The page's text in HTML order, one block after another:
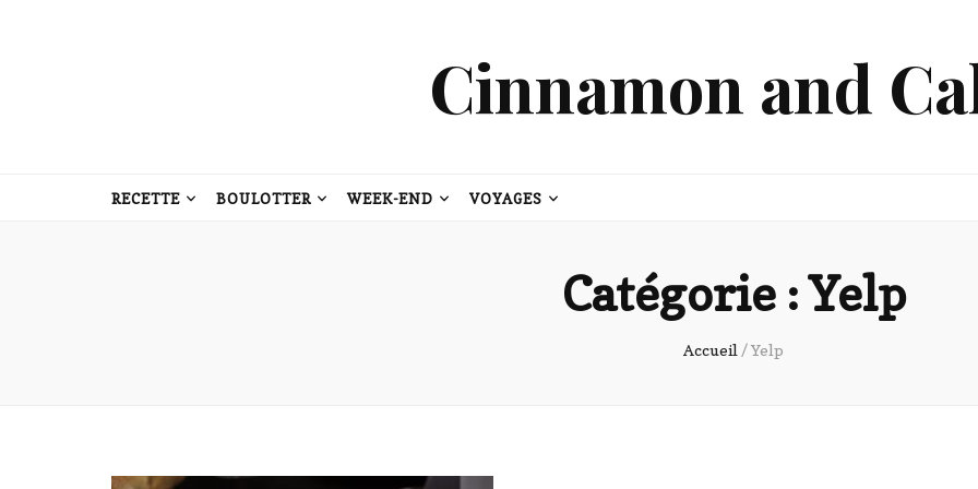
Cinnamon and
RECETTE BOULOTTER WEEK-END VOYAGES
Catégorie :Yelp
Accueil /Yelp